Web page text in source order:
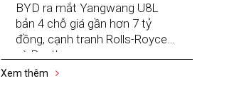
BYD ra mắt Yangwang U8L
bản 4 chỗ giá gần hơn 7 tỷ
đồng, cạnh tranh Rolls-Royce
và Bentley
Xem thêm